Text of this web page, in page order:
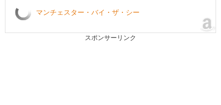
マンチェスター・バイ・ザ・シー
スポンサーリンク